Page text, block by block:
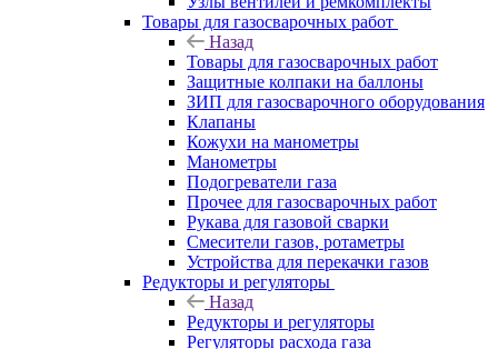
Товары для газосварочных работ
Назад
Товары для газосварочных работ
Защитные колпаки на баллоны
ЗИП для газосварочного оборудования
Клапаны
Кожухи на манометры
Манометры
Подогреватели газа
Прочее для газосварочных работ
Рукава для газовой сварки
Смесители газов, ротаметры
Устройства для перекачки газов
Редукторы и регуляторы
Назад
Редукторы и регуляторы
Регуляторы расхода газа